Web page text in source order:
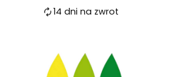
14 dni na zwrot